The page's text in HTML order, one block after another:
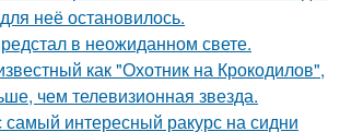
неё остановилось.
в неожиданном свете.
как "Охотник на Крокодилов",
чем телевизионная звезда.
интересный ракурс на сидни